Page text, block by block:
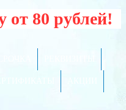
от 80 рублей!